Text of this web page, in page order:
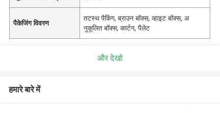
पैकेजिंग विवरण
तटस्थ पैकिंग, ब्राउन बॉक्स, व्हाइट बॉक्स, अ
नुकूलित बॉक्स, कार्टन, पैलेट
और देखो
हमारे बारे में